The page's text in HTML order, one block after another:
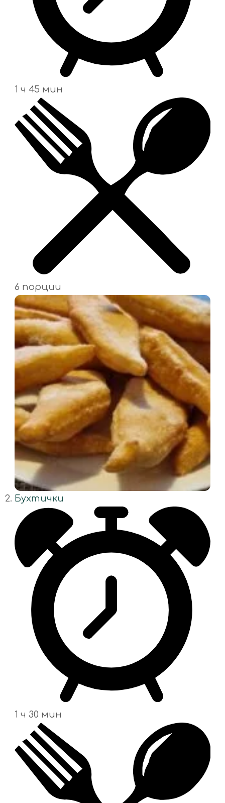
1 ч 45 мин
6 порции
Бухтички
1 ч 30 мин